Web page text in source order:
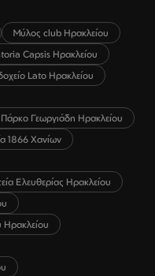
Μύλος club Ηρακλείου
Capsis Ηρακλείου
Lato Ηρακλείου
Πάρκο Γεωργιάδη Ηρακλείου
1866 Χανίων
Ελευθερίας Ηρακλείου
Ηρακλείου